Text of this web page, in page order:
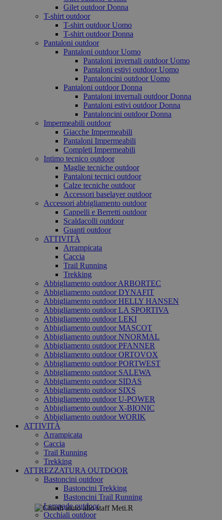
Gilet outdoor Donna
T-shirt outdoor
T-shirt outdoor Uomo
T-shirt outdoor Donna
Pantaloni outdoor
Pantaloni outdoor Uomo
Pantaloni invernali outdoor Uomo
Pantaloni estivi outdoor Uomo
Pantaloncini outdoor Uomo
Pantaloni outdoor Donna
Pantaloni invernali outdoor Donna
Pantaloni estivi outdoor Donna
Pantaloncini outdoor Donna
Impermeabili outdoor
Giacche Impermeabili
Pantaloni Impermeabili
Completi Impermeabili
Intimo tecnico outdoor
Maglie tecniche outdoor
Pantaloni tecnici outdoor
Calze tecniche outdoor
Accessori baselayer outdoor
Accessori abbigliamento outdoor
Cappelli e Berretti outdoor
Scaldacolli outdoor
Guanti outdoor
ATTIVITÀ
Arrampicata
Caccia
Trail Running
Trekking
Abbigliamento outdoor ARBORTEC
Abbigliamento outdoor DYNAFIT
Abbigliamento outdoor HELLY HANSEN
Abbigliamento outdoor LA SPORTIVA
Abbigliamento outdoor LEKI
Abbigliamento outdoor MASCOT
Abbigliamento outdoor NNORMAL
Abbigliamento outdoor PFANNER
Abbigliamento outdoor ORTOVOX
Abbigliamento outdoor PORTWEST
Abbigliamento outdoor SALEWA
Abbigliamento outdoor SIDAS
Abbigliamento outdoor SIXS
Abbigliamento outdoor U-POWER
Abbigliamento outdoor X-BIONIC
Abbigliamento outdoor WORIK
ATTIVITÀ
Arrampicata
Caccia
Trail Running
Trekking
ATTREZZATURA OUTDOOR
Bastoncini outdoor
Bastoncini Trekking
Bastoncini Trail Running
Lampade outdoor
Occhiali outdoor